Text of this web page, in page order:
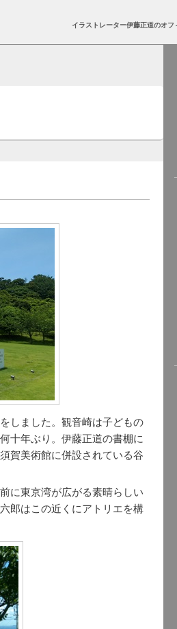
イラストレーター伊藤正道のオ
しました。観音崎は子どもの
十年ぶり。伊藤正道の書棚に
賀美術館に併設されている谷
に東京湾が広がる素晴らしい
郎はこの近くにアトリエを構